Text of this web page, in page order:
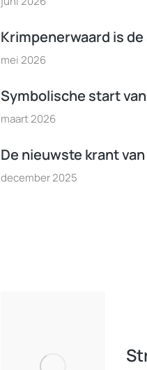
Krimpenerwaard is
mei 2026
Symbolische start
maart 2026
De nieuwste krant
december 2025